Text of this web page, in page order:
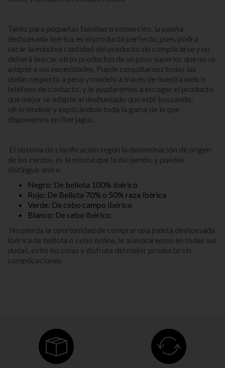
Tanto para pequeñas familias o comercios, la paleta
deshuesada ibérica, es el producto perfecto, pues podrá
sacar la máxima cantidad del producto sin complicarse y no
deberá buscar otros productos de un peso superior que no se
adapte a sus necesidades. Puede consultarnos todas las
dudas respecto a peso y modelo a través de nuestra web o
teléfono de contacto, y le ayudaremos a escoger el producto
que mejor se adapte al deshuesado que esté buscando,
ofreciéndole y explicándole toda la gama de la que
disponemos en Iberjagus.
El sistema de clasificación según la denominación de origen
de los cerdos, es la misma que la del jamón, y puedes
distinguir entre:
Negro: De bellota 100% ibérico
Rojo: De Bellota 70% o 50% raza ibérica
Verde: De cebo campo ibérico
Blanco: De cebo ibérico.
No pierda la oportunidad de comprar una paleta deshuesada
ibérica de bellota o cebo online, le asesoraremos en todas sus
dudas, evite las colas y disfrute del mejor producto sin
complicaciones.